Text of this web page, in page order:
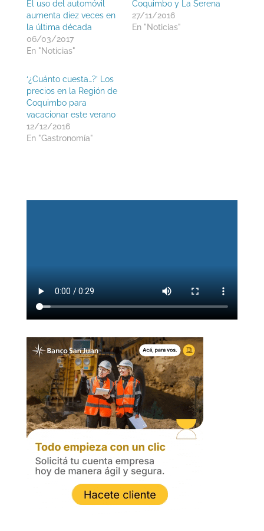
El uso del automóvil
aumenta diez veces en
la última década
06/03/2017
En "Noticias"
Coquimbo y La Serena
27/11/2016
En "Noticias"
‘¿Cuánto cuesta…?’ Los
precios en la Región de
Coquimbo para
vacacionar este verano
12/12/2016
En "Gastronomía"